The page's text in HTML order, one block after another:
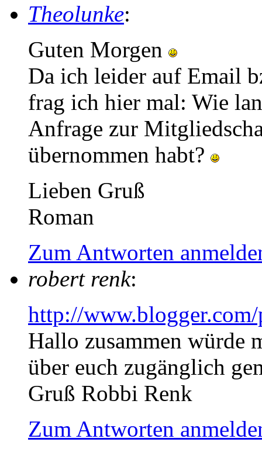
Theolunke:
Guten Morgen
Da ich leider auf Email
frag ich hier mal: Wie
Anfrage zur
übernommen habt?
Lieben Gruß
Roman
Zum Antworten
robert renk:
http://
Hallo zusammen würde
über euch zugänglich
Gruß Robbi Renk
Zum Antworten